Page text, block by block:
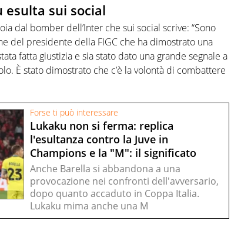
esulta sui social
dal bomber dell’Inter che sui social scrive: “Sono
del presidente della FIGC che ha dimostrato una
fatta giustizia e sia stato dato una grande segnale a
È stato dimostrato che c’è la volontà di combattere
Forse ti può interessare
Lukaku non si ferma: replica
l'esultanza contro la Juve in
Champions e la "M": il significato
Anche Barella si abbandona a una
provocazione nei confronti dell'avversario,
dopo quanto accaduto in Coppa Italia.
Lukaku mima anche una M